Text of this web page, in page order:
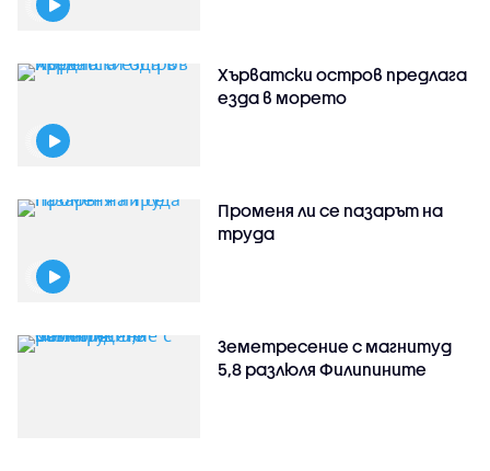
Хърватски остров предлага
езда в морето
Променя ли се пазарът на
труда
Земетресение с магнитуд
5,8 разлюля Филипините